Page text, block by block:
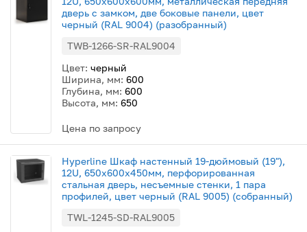
дверь с замком, две боковые панели, цвет
черный (RAL 9004) (разобранный)
TWB-1266-SR-RAL9004
Цвет: черный
Ширина, мм: 600
Глубина, мм: 600
Высота, мм: 650
Цена по запросу
Hyperline Шкаф настенный 19-дюймовый (19"),
12U, 650x600х450мм, перфорированная
стальная дверь, несъемные стенки, 1 пара
профилей, цвет черный (RAL 9005) (собранный)
TWL-1245-SD-RAL9005